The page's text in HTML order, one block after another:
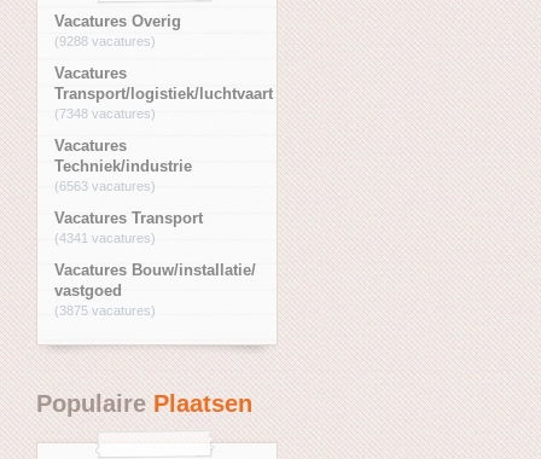
Vacatures Overig
(9288 vacatures)
Vacatures
Transport/logistiek/luchtvaart
(7348 vacatures)
Vacatures
Techniek/industrie
(6563 vacatures)
Vacatures Transport
(4341 vacatures)
Vacatures Bouw/installatie/
vastgoed
(3875 vacatures)
PopulairePlaatsen